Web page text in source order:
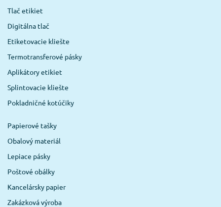
Tlač etikiet
Digitálna tlač
Etiketovacie kliešte
Termotransferové pásky
Aplikátory etikiet
Splintovacie kliešte
Pokladničné kotúčiky
Papierové tašky
Obalový materiál
Lepiace pásky
Poštové obálky
Kancelársky papier
Zakázková výroba